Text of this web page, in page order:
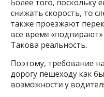
Более того, поскольку
снижать скорость, то
также проезжают
все время
Такова реальность.
Поэтому, требование
дорогу пешеходу как
возможности у